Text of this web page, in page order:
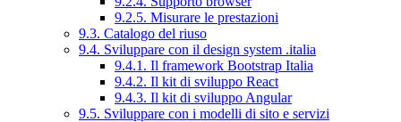
9.2.5. Misurare le prestazioni
9.3. Catalogo del riuso
9.4. Sviluppare con il design system .italia
9.4.1. Il framework Bootstrap Italia
9.4.2. Il kit di sviluppo React
9.4.3. Il kit di sviluppo Angular
9.5. Sviluppare con i modelli di sito e servizi